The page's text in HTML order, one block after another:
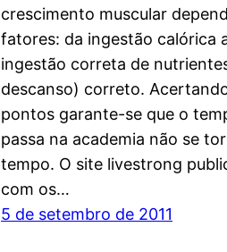
crescimento muscular
fatores: da ingestão calórica
ingestão correta de
descanso) correto.
pontos garante-se que o
passa na academia não se
tempo. O site livestrong
com os…
5 de setembro de 2011